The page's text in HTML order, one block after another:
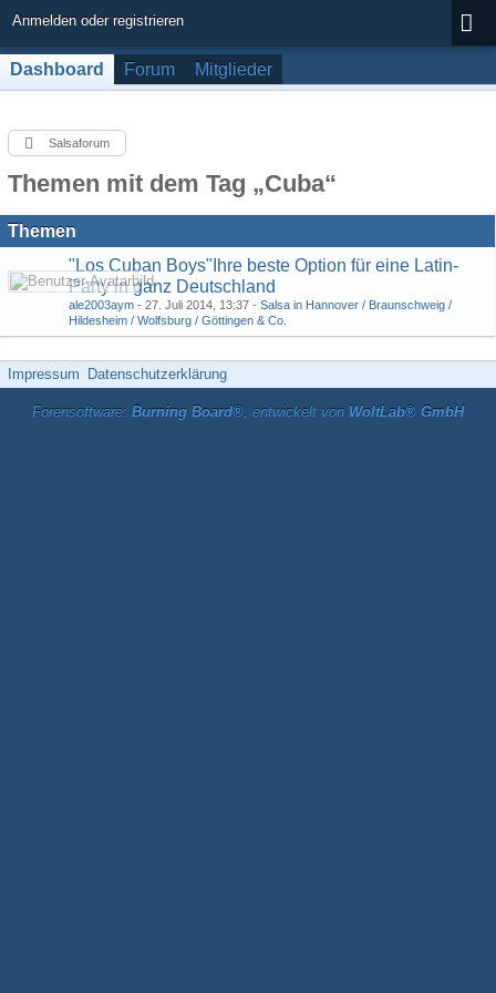
Anmelden oder registrieren
Dashboard Forum Mitglieder
Salsaforum
Themen mit dem Tag „Cuba“
Themen
"Los Cuban Boys"Ihre beste Option für eine Latin-
Party in ganz Deutschland
ale2003aym - 27. Juli 2014, 13:37 - Salsa in Hannover / Braunschweig /
Hildesheim / Wolfsburg / Göttingen & Co.
Impressum Datenschutzerklärung
Forensoftware: Burning Board®, entwickelt von WoltLab® GmbH